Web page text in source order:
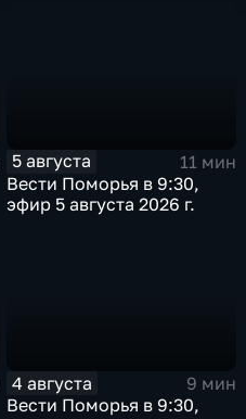
5 августа
11 мин
Вести Поморья в 9:30,
эфир 5 августа 2026 г.
4 августа
9 мин
Вести Поморья в 9:30,